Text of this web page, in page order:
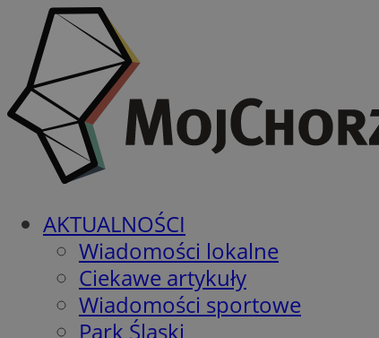
AKTUALNOŚCI
Wiadomości lokalne
Ciekawe artykuły
Wiadomości sportowe
Park Śląski